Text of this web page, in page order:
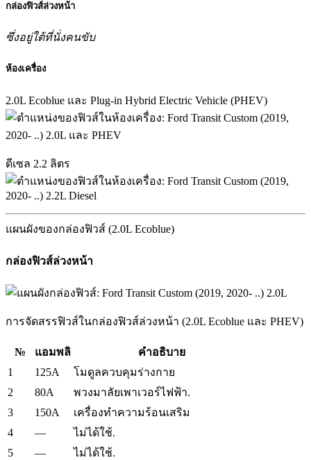
กล่องฟิวส์ล่วงหน้า
ซึ่งอยู่ใต้ที่นั่งคนขับ
ห้องเครื่อง
2.0L Ecoblue และ Plug-in Hybrid Electric Vehicle (PHEV)
ดีเซล 2.2 ลิตร
แผนผังของกล่องฟิวส์ (2.0L Ecoblue)
กล่องฟิวส์ล่วงหน้า
การจัดสรรฟิวส์ในกล่องฟิวส์ล่วงหน้า (2.0L Ecoblue และ PHEV)
№ แอมพลิ
คำอธิบาย
1
125A
โมดูลควบคุมร่างกาย
2
80A
พวงมาลัยเพาเวอร์ไฟฟ้า.
3
150A
เครื่องทำความร้อนเสริม
4
—
ไม่ได้ใช้.
5
—
ไม่ได้ใช้.